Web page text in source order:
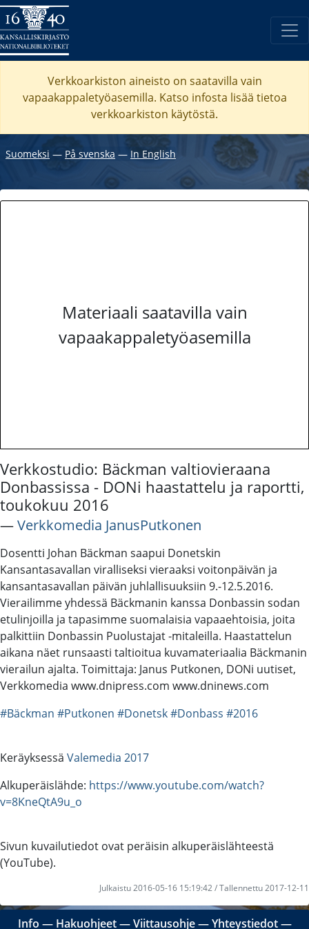
Verkkoarkiston aineisto on saatavilla vain
vapaakappaletyöasemilla. Katso infosta lisää tietoa
verkkoarkiston käytöstä.
Suomeksi ― På svenska ― In English
Materiaali saatavilla vain
vapaakappaletyöasemilla
Verkkostudio: Bäckman valtiovieraana
Donbassissa - DONi haastattelu ja raportti,
toukokuu 2016
―Verkkomedia JanusPutkonen
Dosentti Johan Bäckman saapui Donetskin
Kansantasavallan viralliseksi vieraaksi voitonpäivän ja
kansantasavallan päivän juhlallisuuksiin 9.-12.5.2016.
Vierailimme yhdessä Bäckmanin kanssa Donbassin sodan
etulinjoilla ja tapasimme suomalaisia vapaaehtoisia, joita
palkittiin Donbassin Puolustajat -mitaleilla. Haastattelun
aikana näet runsaasti taltioitua kuvamateriaalia Bäckmanin
vierailun ajalta. Toimittaja: Janus Putkonen, DONi uutiset,
Verkkomedia www.dnipress.com www.dninews.com
#Bäckman #Putkonen #Donetsk#Donbass #2016
Keräyksessä Valemedia 2017
Alkuperäislähde: https://www.youtube.com/watch?
v=8KneQtA9u_o
Sivun kuvailutiedot ovat peräisin alkuperäislähteestä
(YouTube).
Julkaistu 2016-05-16 15:19:42 / Tallennettu 2017-12-11
Info ― Hakuohjeet―Viittausohje―Yhteystiedot―